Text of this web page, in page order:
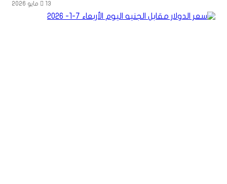
13 مايو 2026